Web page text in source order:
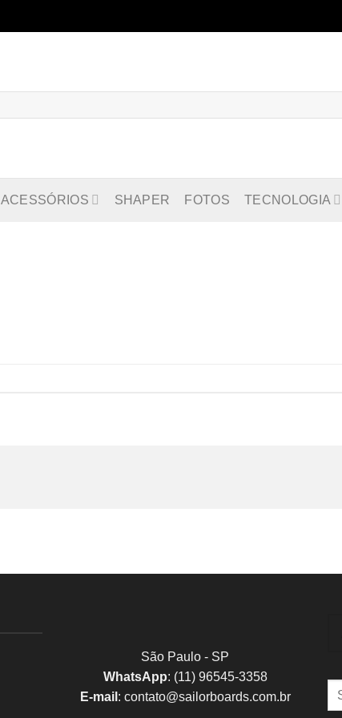
ACESSÓRIOS SHAPER FOTOS TECNOLOGIA
São Paulo - SP
WhatsApp: (11) 96545-3358
E-mail : contato@sailorboards.com.br